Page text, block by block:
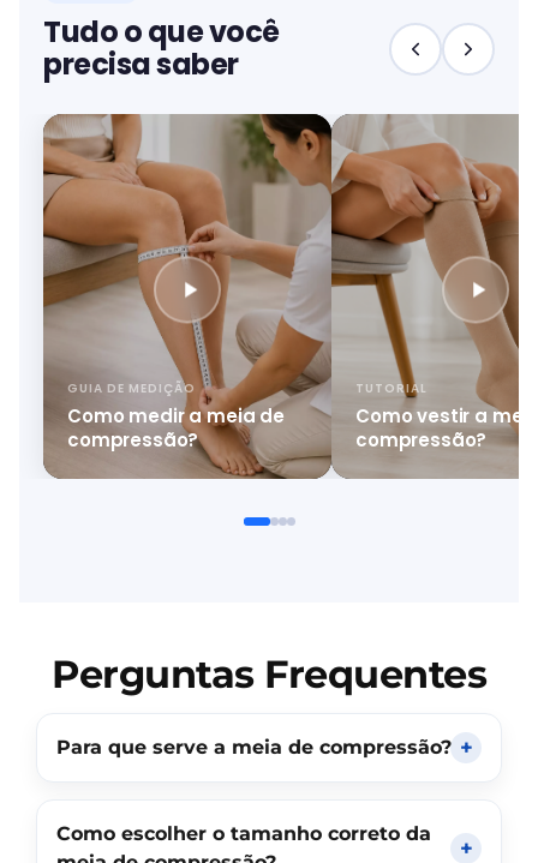
Tudo o que você
precisa saber
GUIA DE MEDIÇÃO
Como medir a meia de
compressão?
TUTORIAL
Como vestir a
compressão?
Perguntas Frequentes
Para que serve a meia de compressão?
Como escolher o tamanho correto da